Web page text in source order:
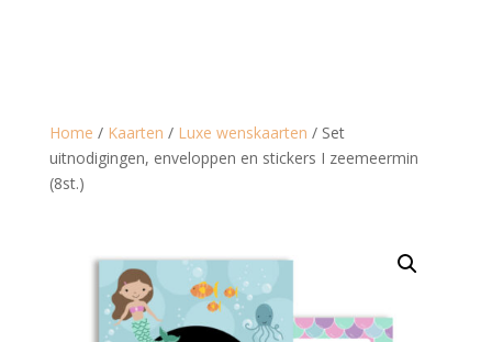
Home / Kaarten / Luxe wenskaarten / Set
uitnodigingen, enveloppen en stickers I zeemeermin
(8st.)